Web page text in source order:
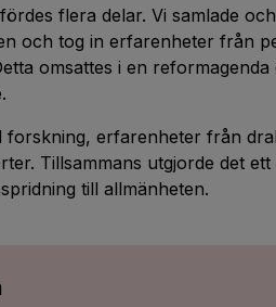
flera delar. Vi samlade
och tog in erfarenheter från
omsattes i en
forskning, erfarenheter från
Tillsammans utgjorde det
till allmänheten.